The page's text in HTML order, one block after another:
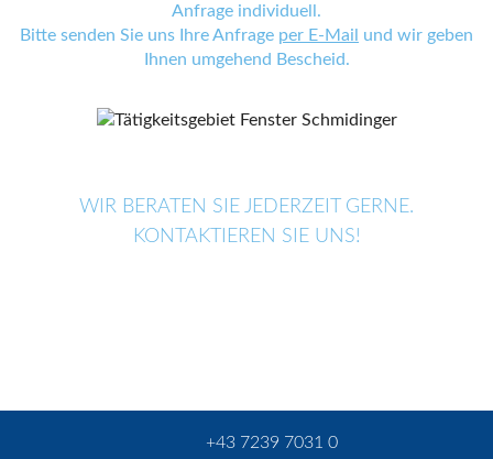
Anfrage individuell.
Bitte senden Sie uns Ihre Anfrage per E-Mail
und wir geben
Ihnen umgehend Bescheid.
WIR BERATEN SIE JEDERZEIT GERNE.
KONTAKTIEREN SIE UNS!
+43 7239 7031 0